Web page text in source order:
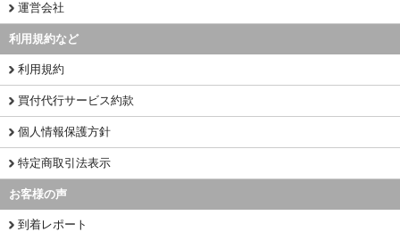
運営会社
利用規約など
利用規約
買付代行サービス約款
個人情報保護方針
特定商取引法表示
お客様の声
到着レポート